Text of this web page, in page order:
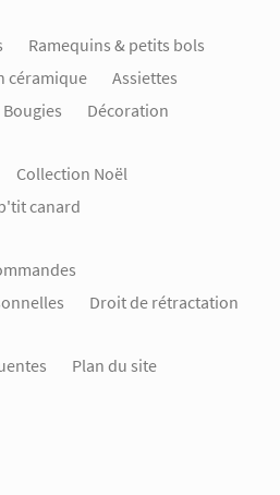
Ramequins & petits bols
céramique
Assiettes
Bougies
Décoration
Collection Noël
canard
Droit de rétractation
Plan du site